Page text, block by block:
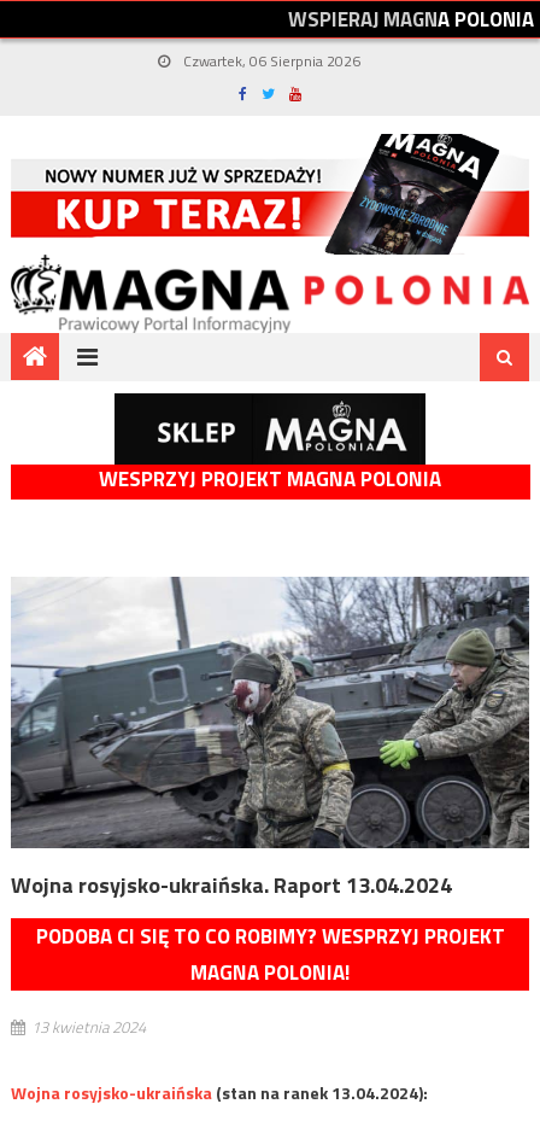
WSPIERAJMAGNAPOLONIA
Czwartek, 06 Sierpnia 2026
WESPRZYJ PROJEKT MAGNA POLONIA
Wojna rosyjsko-ukraińska. Raport 13.04.2024
PODOBA CI SIĘ TO CO ROBIMY? WESPRZYJ PROJEKT
MAGNA POLONIA!
13 kwietnia 2024
Wojna rosyjsko-ukraińska(stan na ranek 13.04.2024):